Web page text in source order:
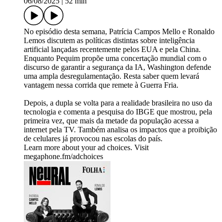
No episódio desta semana, Patrícia Campos Mello e Ronaldo
Lemos discutem as políticas distintas sobre inteligência
artificial lançadas recentemente pelos EUA e pela China.
Enquanto Pequim propõe uma concertação mundial com o
discurso de garantir a segurança da IA, Washington defende
uma ampla desregulamentação. Resta saber quem levará
vantagem nessa corrida que remete à Guerra Fria.
Depois, a dupla se volta para a realidade brasileira no uso da
tecnologia e comenta a pesquisa do IBGE que mostrou, pela
primeira vez, que mais da metade da população acessa a
internet pela TV. Também analisa os impactos que a proibição
de celulares já provocou nas escolas do país.
Learn more about your ad choices. Visit
megaphone.fm/adchoices